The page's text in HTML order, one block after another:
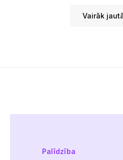
Vairāk
Palīdzība